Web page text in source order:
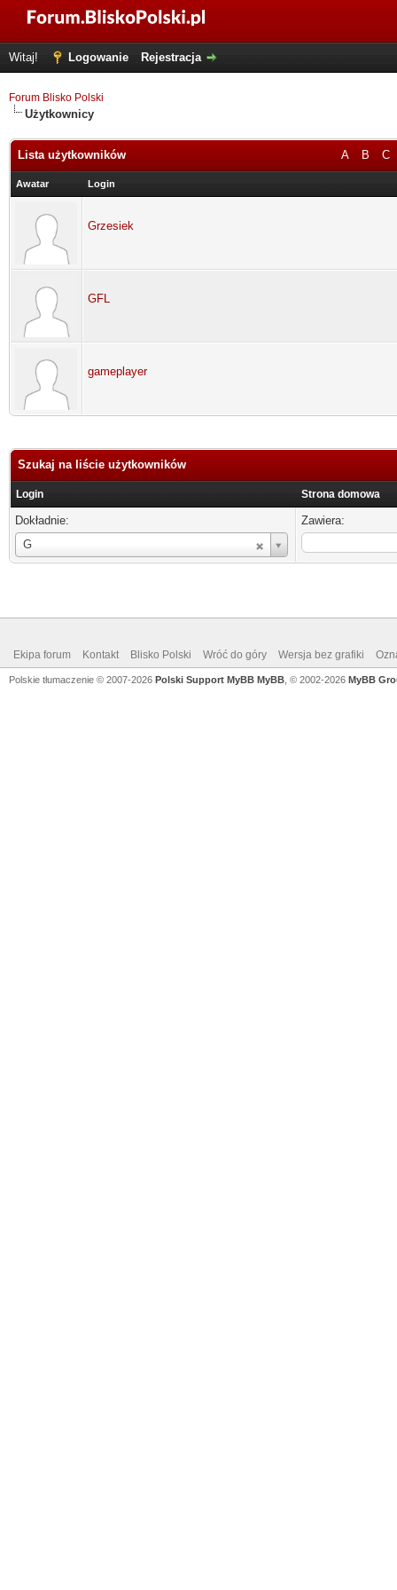
Witaj! Logowanie Rejestracja
Forum Blisko Polski
Użytkownicy
A B C
Lista użytkowników
Awatar Login
Grzesiek
GFL
gameplayer
Szukaj na liście użytkowników
Login Strona domowa
Dokładnie:
G
Login
Zawiera:
Ekipa forum Kontakt Blisko Polski Wróć do góry Wersja bez grafiki
Polskie tłumaczenie © 2007-2026 Polski Support MyBB MyBB , © 2002-2026 MyBB